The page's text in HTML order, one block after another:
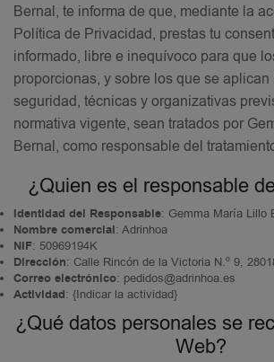
Bernal, te informa de que, mediante la
Política de Privacidad, prestas tu
informado, libre e inequívoco para que
proporcionas, y sobre los que se
seguridad, técnicas y organizativas
normativa vigente, sean tratados por
Bernal, como responsable del
¿Quien es el responsable
Identidad del Responsable: Gemma María Lillo
Nombre comercial: Adrinhoa
NIF: 50969194K
Dirección: Calle Rincón de la Victoria N.º 9,
Correo electrónico: pedidos@adrinhoa.es
Actividad: {Indicar la actividad}
¿Qué datos personales se
Web?